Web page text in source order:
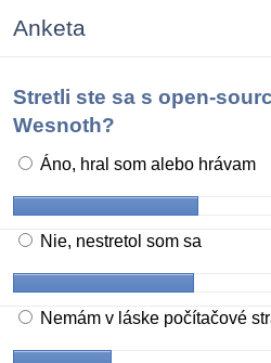
Anketa
Stretli ste sa s open-
Wesnoth?
Áno, hral som alebo hrávam
Nie, nestretol som sa
Nemám v láske počítačové